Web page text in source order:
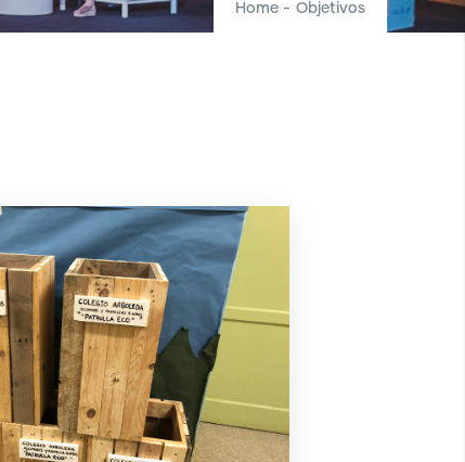
Home - Objetivos